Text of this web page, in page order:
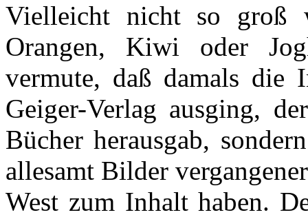
Vielleicht nicht so groß
Orangen, Kiwi oder
vermute, daß damals die
Geiger-Verlag ausging,
Bücher herausgab,
allesamt Bilder
West zum Inhalt haben.